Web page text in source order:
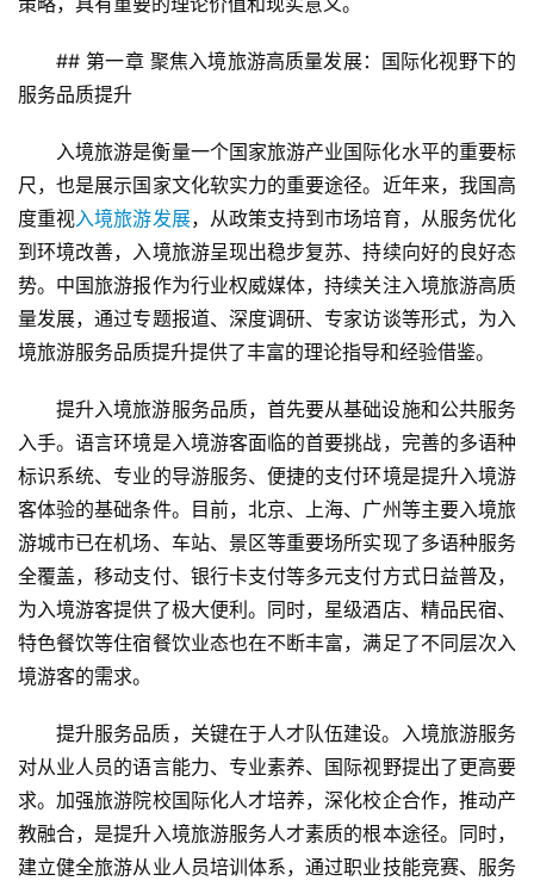
## 第一章 聚焦入境旅游高质量发展：国际化视野下的
服务品质提升
入境旅游是衡量一个国家旅游产业国际化水平的重要标
尺，也是展示国家文化软实力的重要途径。近年来，我国高
度重视入境旅游发展，从政策支持到市场培育，从服务优化
到环境改善，入境旅游呈现出稳步复苏、持续向好的良好态
势。中国旅游报作为行业权威媒体，持续关注入境旅游高质
量发展，通过专题报道、深度调研、专家访谈等形式，为入
境旅游服务品质提升提供了丰富的理论指导和经验借鉴。
提升入境旅游服务品质，首先要从基础设施和公共服务
入手。语言环境是入境游客面临的首要挑战，完善的多语种
标识系统、专业的导游服务、便捷的支付环境是提升入境游
客体验的基础条件。目前，北京、上海、广州等主要入境旅
游城市已在机场、车站、景区等重要场所实现了多语种服务
全覆盖，移动支付、银行卡支付等多元支付方式日益普及，
为入境游客提供了极大便利。同时，星级酒店、精品民宿、
特色餐饮等住宿餐饮业态也在不断丰富，满足了不同层次入
境游客的需求。
提升服务品质，关键在于人才队伍建设。入境旅游服务
对从业人员的语言能力、专业素养、国际视野提出了更高要
求。加强旅游院校国际化人才培养，深化校企合作，推动产
教融合，是提升入境旅游服务人才素质的根本途径。同时，
建立健全旅游从业人员培训体系，通过职业技能竞赛、服务